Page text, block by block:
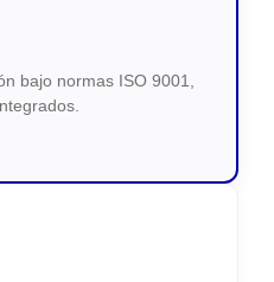
bajo normas ISO 9001,